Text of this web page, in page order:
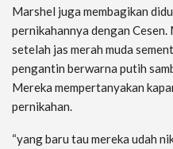
Marshel juga membagikan
pernikahannya dengan
setelah jas merah muda
pengantin berwarna putih
Mereka mempertanyakan
pernikahan.
“yang baru tau mereka udah